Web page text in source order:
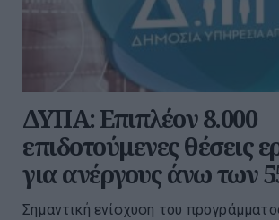
ΔΥΠΑ: Επιπλέον 8.000
επιδοτούμενες θέσεις
για ανέργους άνω των
Σημαντική ενίσχυση του